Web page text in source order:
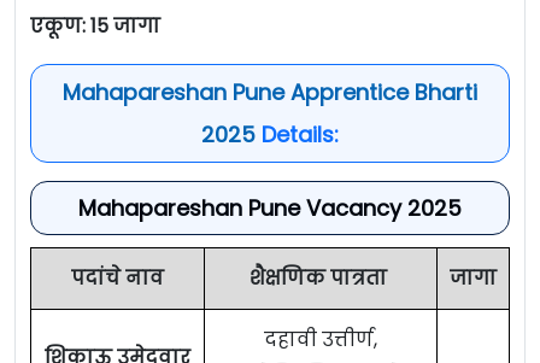
एकूण: 15 जागा
Mahapareshan Pune Apprentice Bharti
2025 Details:
Mahapareshan Pune Vacancy 2025
पदांचे नाव शैक्षणिक पात्रता जागा
दहावी उत्तीर्ण,